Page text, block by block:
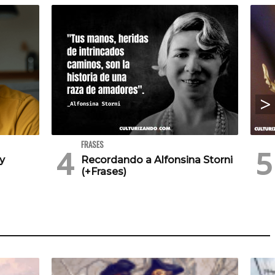
FRASES
Recordando a Alfonsina Storni
(+Frases)